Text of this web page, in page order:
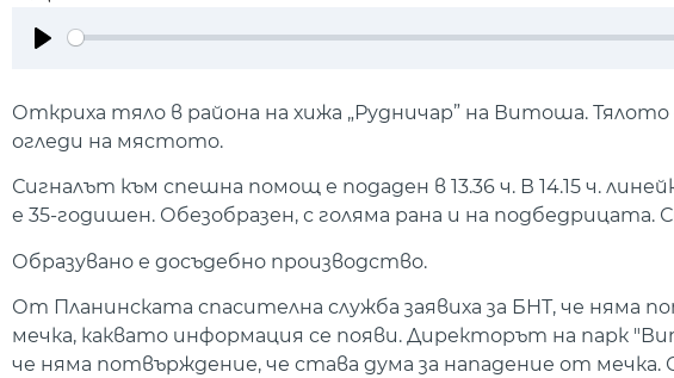
Откриха тяло в района на хижа „Рудничар” на Витоша.
огледи на мястото.
Сигналът към спешна помощ е подаден в 13.36 ч. В 14.15 ч.
е 35-годишен. Обезобразен, с голяма рана и на
Образувано е досъдебно производство.
От Планинската спасителна служба заявиха за БНТ, че няма
мечка, каквато информация се появи. Директорът на парк
че няма потвърждение, че става дума за нападение от